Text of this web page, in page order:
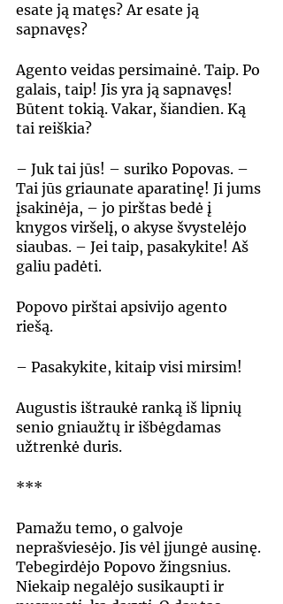
esate ją matęs? Ar esate ją
sapnavęs?
Agento veidas persimainė. Taip. Po
galais, taip! Jis yra ją sapnavęs!
Būtent tokią. Vakar, šiandien. Ką
tai reiškia?
– Juk tai jūs! – suriko Popovas. –
Tai jūs griaunate aparatinę! Ji jums
įsakinėja, – jo pirštas bedė į
knygos viršelį, o akyse švystelėjo
siaubas. – Jei taip, pasakykite! Aš
galiu padėti.
Popovo pirštai apsivijo agento
riešą.
– Pasakykite, kitaip visi mirsim!
Augustis ištraukė ranką iš lipnių
senio gniaužtų ir išbėgdamas
užtrenkė duris.
***
Pamažu temo, o galvoje
neprašviesėjo. Jis vėl įjungė ausinę.
Tebegirdėjo Popovo žingsnius.
Niekaip negalėjo susikaupti ir